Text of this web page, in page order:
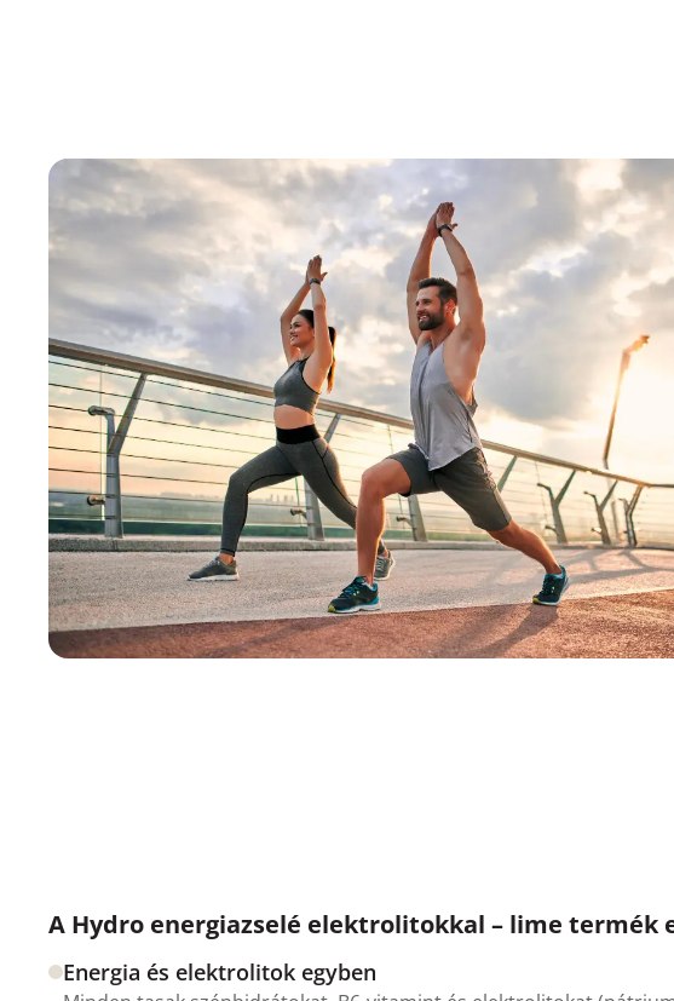
A Hydro energiazselé elektrolitokkal – lime termék
Energia és elektrolitok egyben